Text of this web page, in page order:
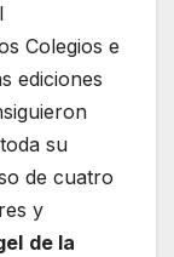
Colegios e
ediciones
su
de cuatro
y
de la